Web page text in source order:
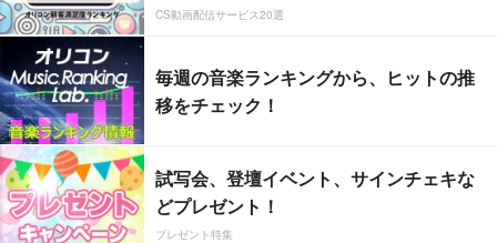
CS動画配信サービス20選
毎週の音楽ランキングから、ヒットの推
移をチェック！
試写会、登壇イベント、サインチェキな
どプレゼント！
プレゼント特集